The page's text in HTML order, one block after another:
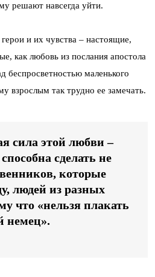
решают навсегда уйти.
и их чувства – настоящие,
как любовь из послания апостола
беспросветностью маленького
взрослым так трудно ее замечать.
сила этой любви –
сделать не
которые
людей из разных
что «нельзя плакать
немец».